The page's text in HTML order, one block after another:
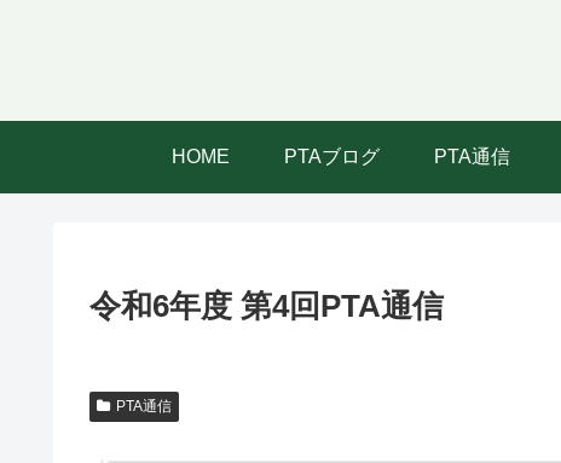
HOME PTAブログ PTA通信
令和6年度 第4回PTA通信
PTA通信